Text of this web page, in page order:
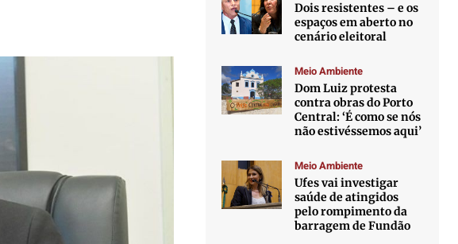
Dois resistentes – e os
espaços em aberto no
cenário eleitoral
Meio Ambiente
Dom Luiz protesta
contra obras do Porto
Central: ‘É como se nós
não estivéssemos aqui’
Meio Ambiente
Ufes vai investigar
saúde de atingidos
pelo rompimento da
barragem de Fundão